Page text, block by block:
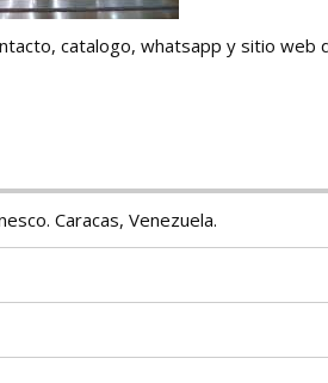
catalogo, whatsapp y sitio web
Caracas, Venezuela.